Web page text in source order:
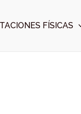
FÍSICAS